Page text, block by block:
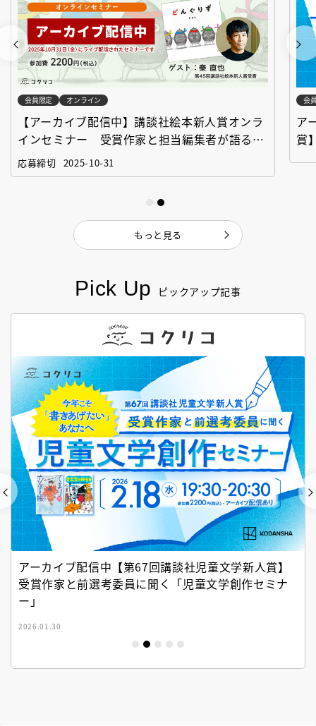
Pick Up ピックアップ記事
アーカイブ配信中【第67回講談社児童文学新人賞】
受賞作家と前選考委員に聞く「児童文学創作セミナ
ー」
2026.01.30
会員限定 オンライン
【アーカイブ配信中】講談社絵本新人賞オンラ
インセミナー 受賞作家と担当編集者が語る
「絵本創作実践講座」
応募締切 2025-10-31
会
ア
賞
もっと見る